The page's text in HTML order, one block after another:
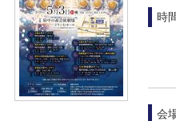
時
会